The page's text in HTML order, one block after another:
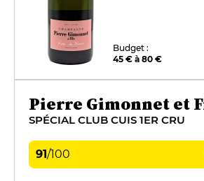
Budget :
45 € à 80 €
Pierre Gimonnet et
SPÉCIAL CLUB CUIS 1ER CRU
91/100